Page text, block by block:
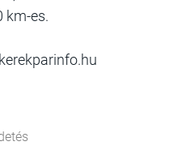
km-es.